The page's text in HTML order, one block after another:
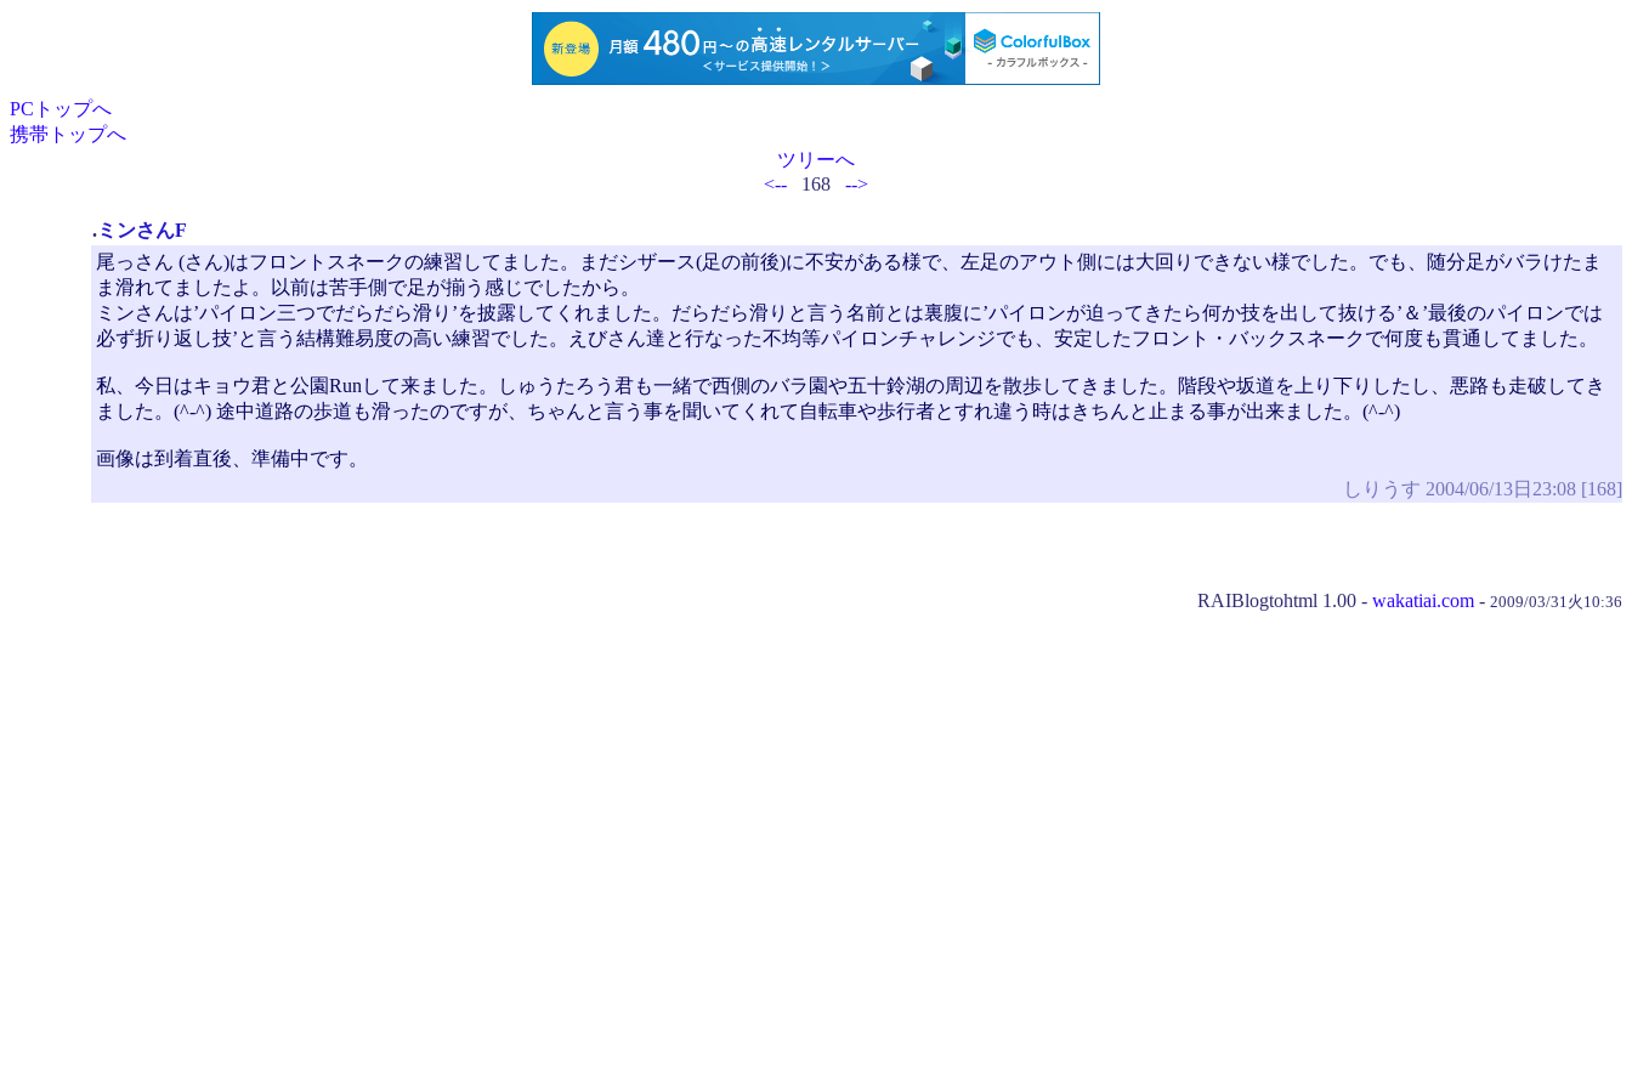
PCトップへ
携帯トップへ
ツリーへ
<-- 168 -->
.ミンさんF
尾っさん (さん)はフロントスネークの練習してました。まだシザース(足の前後)に不安がある様で、左足のアウト側には大回りできない様でした。でも、随分足がバラけたま
ま滑れてましたよ。以前は苦手側で足が揃う感じでしたから。
ミンさんは’パイロン三つでだらだら滑り’を披露してくれました。だらだら滑りと言う名前とは裏腹に’パイロンが迫ってきたら何か技を出して抜ける’＆’最後のパイロンでは
必ず折り返し技’と言う結構難易度の高い練習でした。えびさん達と行なった不均等パイロンチャレンジでも、安定したフロント・バックスネークで何度も貫通してました。
私、今日はキョウ君と公園Runして来ました。しゅうたろう君も一緒で西側のバラ園や五十鈴湖の周辺を散歩してきました。階段や坂道を上り下りしたし、悪路も走破してき
ました。(^-^) 途中道路の歩道も滑ったのですが、ちゃんと言う事を聞いてくれて自転車や歩行者とすれ違う時はきちんと止まる事が出来ました。(^-^)
画像は到着直後、準備中です。
しりうす 2004/06/13日23:08 [168]
RAIBlogtohtml 1.00 - wakatiai.com - 2009/03/31火10:36